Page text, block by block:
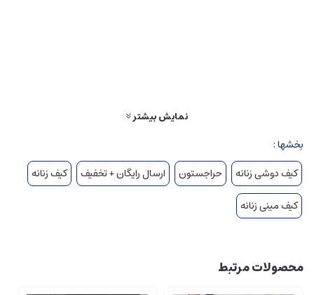
نمایش بیشتر
بخشها :
کیف دوشی زنانه
حراجستون ارسال رایگان + تخفیف
کیف زنانه
کیف مینی زنانه
محصولات مرتبط